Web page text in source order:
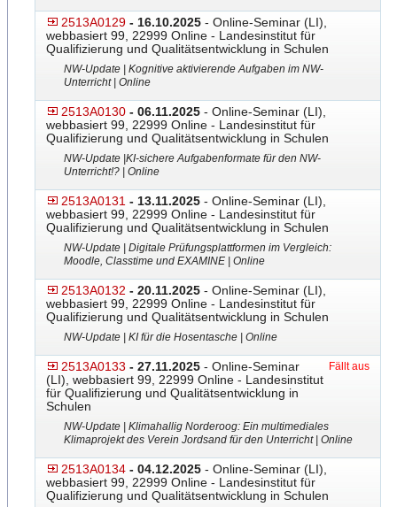
2513A0129 - 16.10.2025 - Online-Seminar (LI),
webbasiert 99, 22999 Online - Landesinstitut für
Qualifizierung und Qualitätsentwicklung in Schulen
NW-Update | Kognitive aktivierende Aufgaben im NW-
Unterricht | Online
2513A0130 - 06.11.2025 - Online-Seminar (LI),
webbasiert 99, 22999 Online - Landesinstitut für
Qualifizierung und Qualitätsentwicklung in Schulen
NW-Update |KI-sichere Aufgabenformate für den NW-
Unterricht!? | Online
2513A0131 - 13.11.2025 - Online-Seminar (LI),
webbasiert 99, 22999 Online - Landesinstitut für
Qualifizierung und Qualitätsentwicklung in Schulen
NW-Update | Digitale Prüfungsplattformen im Vergleich:
Moodle, Classtime und EXAMINE | Online
2513A0132 - 20.11.2025 - Online-Seminar (LI),
webbasiert 99, 22999 Online - Landesinstitut für
Qualifizierung und Qualitätsentwicklung in Schulen
NW-Update | KI für die Hosentasche | Online
2513A0133 - 27.11.2025 - Online-Seminar
(LI), webbasiert 99, 22999 Online - Landesinstitut
für Qualifizierung und Qualitätsentwicklung in
Schulen
Fällt aus
NW-Update | Klimahallig Norderoog: Ein multimediales
Klimaprojekt des Verein Jordsand für den Unterricht | Online
2513A0134 - 04.12.2025 - Online-Seminar (LI),
webbasiert 99, 22999 Online - Landesinstitut für
Qualifizierung und Qualitätsentwicklung in Schulen